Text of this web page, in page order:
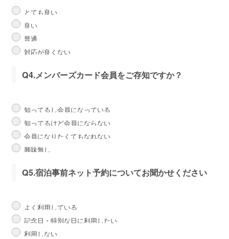
とても良い
良い
普通
対応が良くない
Q4.メンバーズカード会員をご存知ですか？
知ってるし会員になっている
知ってるけど会員にならない
会員になりたくてもなれない
興味無し
Q5.宿泊事前ネット予約についてお聞かせください
よく利用している
記念日・特別な日に利用したい
利用しない